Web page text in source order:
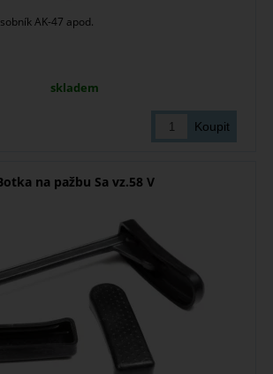
AK-47 apod.
skladem
na pažbu Sa vz.58 V